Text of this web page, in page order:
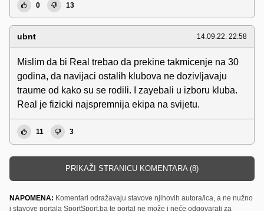
0 13
ubnt 14.09.22. 22:58
Mislim da bi Real trebao da prekine takmicenje na 30
godina, da navijaci ostalih klubova ne dozivljavaju
traume od kako su se rodili. I zayebali u izboru kluba.
Real je fizicki najspremnija ekipa na svijetu.
11 3
PRIKAŽI STRANICU KOMENTARA (8)
NAPOMENA: Komentari odražavaju stavove njihovih autora/ica, a ne nužno
i stavove portala SportSport.ba te portal ne može i neće odgovarati za